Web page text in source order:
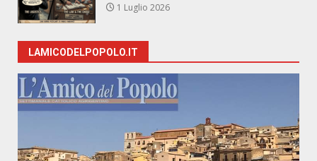
1 Luglio 2026
LAMICODELPOPOLO.IT